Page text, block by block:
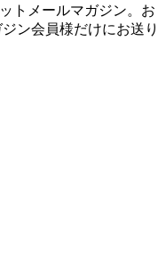
トメールマガジン。お
ン会員様だけにお送り